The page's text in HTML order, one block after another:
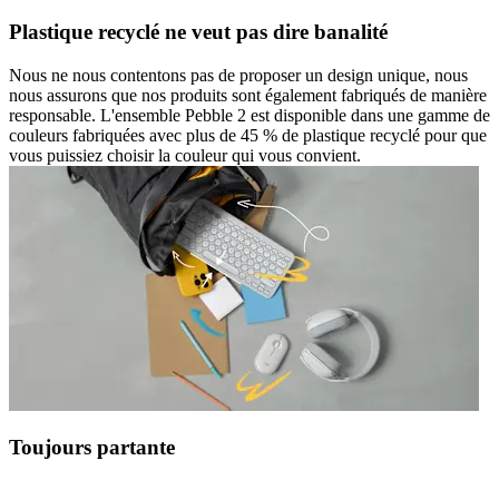
Plastique recyclé ne veut pas dire banalité
Nous ne nous contentons pas de proposer un design unique, nous
nous assurons que nos produits sont également fabriqués de manière
responsable. L'ensemble Pebble 2 est disponible dans une gamme de
couleurs fabriquées avec plus de 45 % de plastique recyclé pour que
vous puissiez choisir la couleur qui vous convient.
Toujours partante